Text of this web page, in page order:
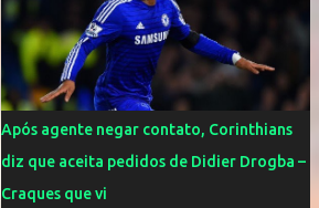
Mick Jagger e seu filho brasileiro torceram
pela Inglaterra durante o jogo.
Após agente negar contato, Corinthians
diz que aceita pedidos de Didier Drogba –
Craques que vi